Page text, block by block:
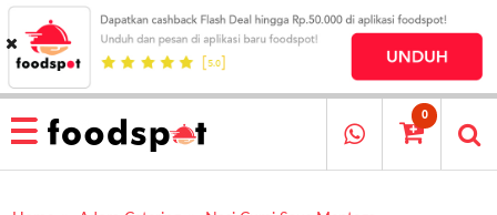
HOME
MENU
RESTAURANT
0